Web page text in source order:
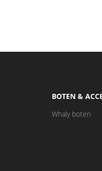
BOTEN &
Whaly boten